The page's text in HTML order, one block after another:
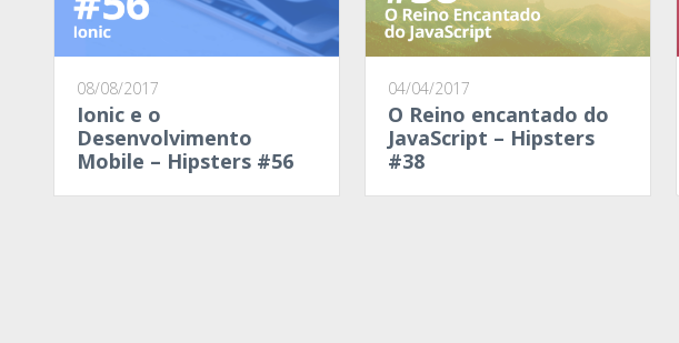
08/08/2017
Ionic e o
Desenvolvimento
Mobile – Hipsters #56
04/04/2017
O Reino encantado do
JavaScript – Hipsters
#38